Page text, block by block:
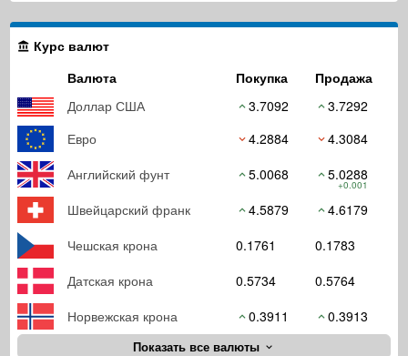
Курс валют
Валюта
Покупка
Продажа
Доллар США
3.7092
3.7292
Евро
4.2884
4.3084
Английский фунт
5.0068 5.0288
+0.001
Швейцарский франк 4.5879
4.6179
Чешская крона
0.1761
0.1783
Датская крона
0.5734
0.5764
Норвежская крона
0.3911 0.3913
Показать все валюты